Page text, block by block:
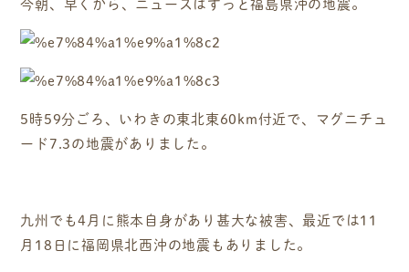
5時59分ごろ、いわきの東北東60km付近で、マグニチュ
ード7.3の地震がありました。
九州でも4月に熊本自身があり甚大な被害、最近では11
月18日に福岡県北西沖の地震もありました。